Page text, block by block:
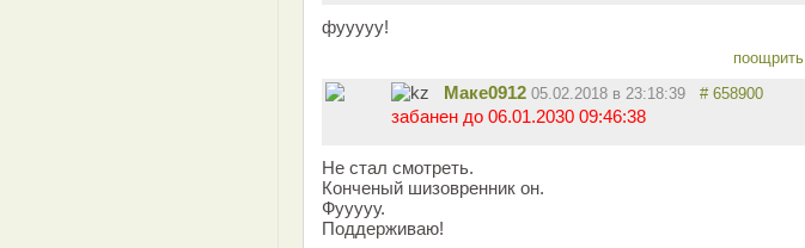
фууууу!
поощрить
Маке0912 05.02.2018 в 23:18:39 # 658900
забанен до 06.01.2030 09:46:38
Не стал смотреть.
Конченый шизовренник он.
Фууууу.
Поддерживаю!